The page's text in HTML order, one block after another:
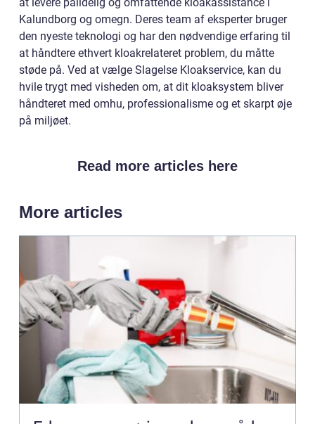
Kalundborg og omegn. Deres team af eksperter bruger
den nyeste teknologi og har den nødvendige erfaring til
at håndtere ethvert kloakrelateret problem, du måtte
støde på. Ved at vælge Slagelse Kloakservice, kan du
hvile trygt med visheden om, at dit kloaksystem bliver
håndteret med omhu, professionalisme og et skarpt øje
på miljøet.
Read more articles here
More articles